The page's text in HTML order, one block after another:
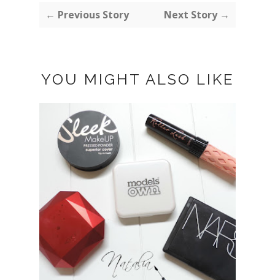
← Previous Story Next Story →
YOU MIGHT ALSO LIKE